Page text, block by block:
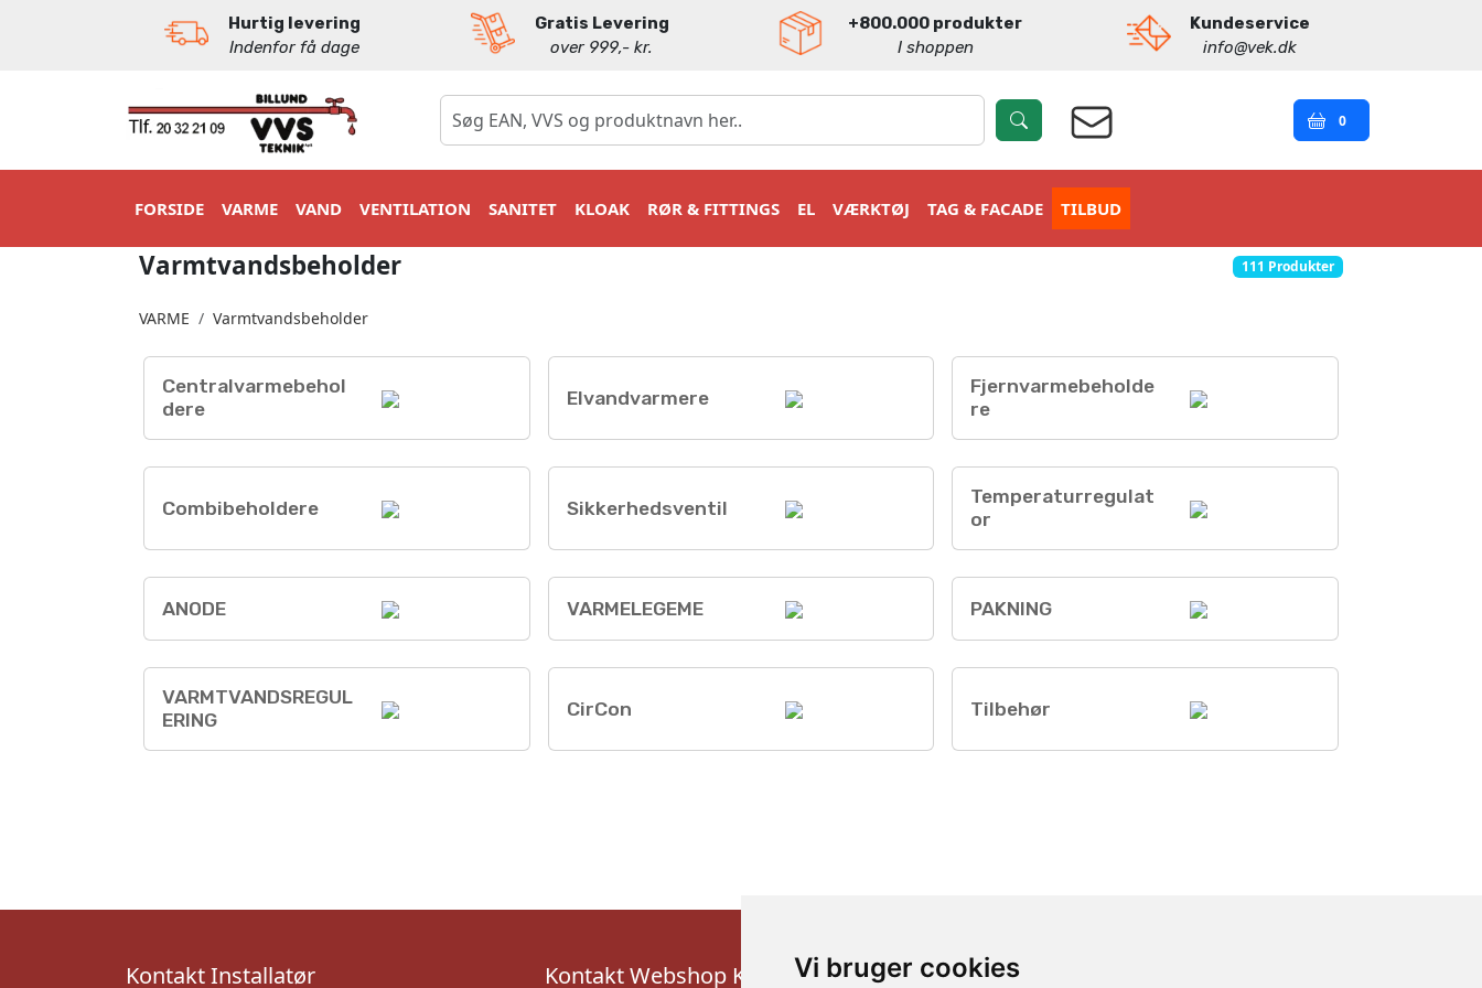
Vi bruger cookies
Hurtig levering
Indenfor få dage
Gratis Levering
over 999,- kr.
+800.000 produkter
I shoppen
Kundeservice
info@vek.dk
0
FORSIDE VARME VAND VENTILATION SANITET KLOAK RØR & FITTINGS EL VÆRKTØJ TAG & FACADE TILBUD
Varmtvandsbeholder 111 Produkter
VARME Varmtvandsbeholder
Centralvarmebehol
dere
Elvandvarmere
Fjernvarmebeholde
re
Combibeholdere Sikkerhedsventil
Temperaturregulat
or
ANODE VARMELEGEME PAKNING
VARMTVANDSREGUL
ERING
CirCon Tilbehør
Kontakt Installatør Kontakt Webshop Kundeservice